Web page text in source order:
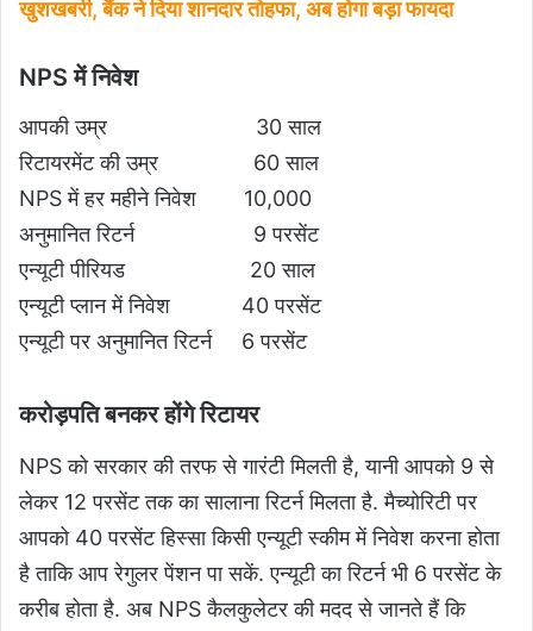
खुशखबरी, बैंक ने दिया शानदार तोहफा, अब होगा बड़ा फायदा
NPS में निवेश
आपकी उम्र 30 साल
रिटायरमेंट की उम्र 60 साल
NPS में हर महीने निवेश 10,000
अनुमानित रिटर्न 9 परसेंट
एन्यूटी पीरियड 20 साल
एन्यूटी प्लान में निवेश 40 परसेंट
एन्यूटी पर अनुमानित रिटर्न 6 परसेंट
करोड़पति बनकर होंगे रिटायर
NPS को सरकार की तरफ से गारंटी मिलती है, यानी आपको 9 से
लेकर 12 परसेंट तक का सालाना रिटर्न मिलता है. मैच्योरिटी पर
आपको 40 परसेंट हिस्सा किसी एन्यूटी स्कीम में निवेश करना होता
है ताकि आप रेगुलर पेंशन पा सकें. एन्यूटी का रिटर्न भी 6 परसेंट के
करीब होता है. अब NPS कैलकुलेटर की मदद से जानते हैं कि